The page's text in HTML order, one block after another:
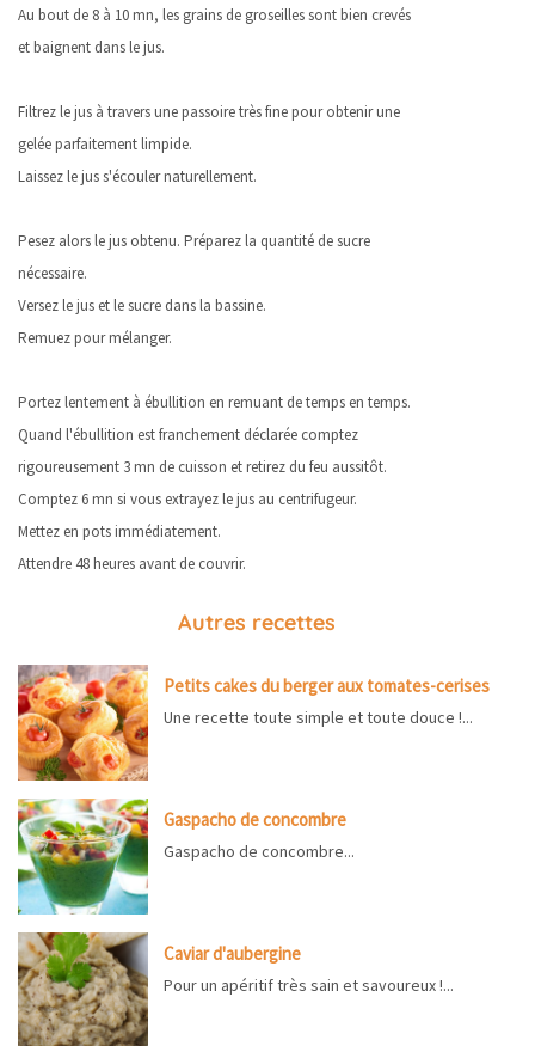
Au bout de 8 à 10 mn, les grains de groseilles sont bien crevés
et baignent dans le jus.
Filtrez le jus à travers une passoire très fine pour obtenir une
gelée parfaitement limpide.
Laissez le jus s'écouler naturellement.
Pesez alors le jus obtenu. Préparez la quantité de sucre
nécessaire.
Versez le jus et le sucre dans la bassine.
Remuez pour mélanger.
Portez lentement à ébullition en remuant de temps en temps.
Quand l'ébullition est franchement déclarée comptez
rigoureusement 3 mn de cuisson et retirez du feu aussitôt.
Comptez 6 mn si vous extrayez le jus au centrifugeur.
Mettez en pots immédiatement.
Attendre 48 heures avant de couvrir.
Autres recettes
Petits cakes du berger aux tomates-cerises
Une recette toute simple et toute douce !...
Gaspacho de concombre
Gaspacho de concombre...
Caviar d'aubergine
Pour un apéritif très sain et savoureux !...